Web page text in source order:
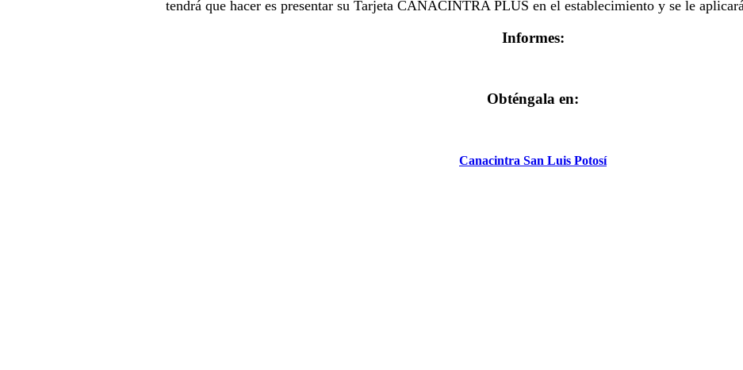
tendrá que hacer es presentar su Tarjeta CANACINTRA PLUS en el establecimiento y se le
Informes:
Obténgala en:
Canacintra San Luis Potosí